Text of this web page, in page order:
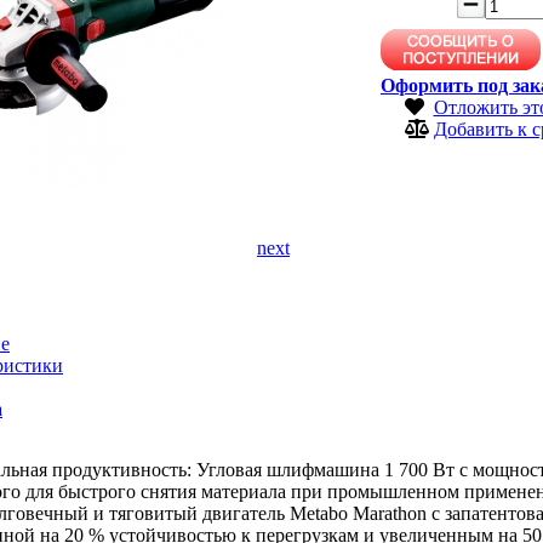
next
Оформить под
Отложить
Добавить к
продуктивность: Угловая шлифмашина 1 700 Вт с
для быстрого снятия материала при промышленном
и тяговитый двигатель Metabo Marathon с
на 20 % устойчивостью к перегрузкам и увеличенным на